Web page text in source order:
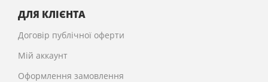
ДЛЯ КЛІЄНТА
Договір публічної оферти
Мій аккаунт
Оформлення замовлення